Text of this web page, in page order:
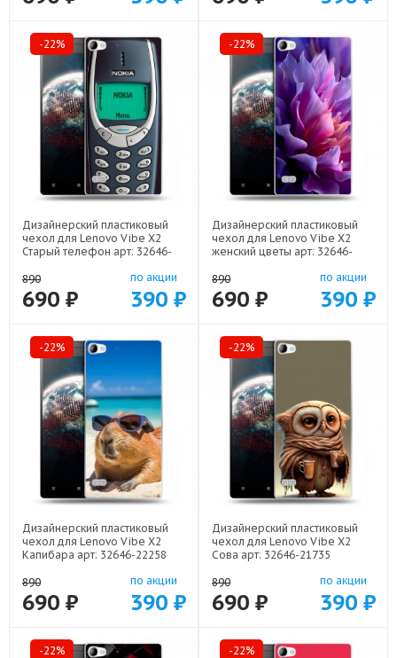
-22%
Дизайнерский пластиковый
чехол для Lenovo Vibe X2
Старый телефон арт: 32646-
890
690 ₽
по акции
390 ₽
-22%
Дизайнерский пластиковый
чехол для Lenovo Vibe X2
женский цветы арт: 32646-
890
690 ₽
по акции
390 ₽
-22%
Дизайнерский пластиковый
чехол для Lenovo Vibe X2
Капибара арт: 32646-22258
890
690 ₽
по акции
390 ₽
-22%
Дизайнерский пластиковый
чехол для Lenovo Vibe X2
Сова арт: 32646-21735
890
690 ₽
по акции
390 ₽
-22% -22%